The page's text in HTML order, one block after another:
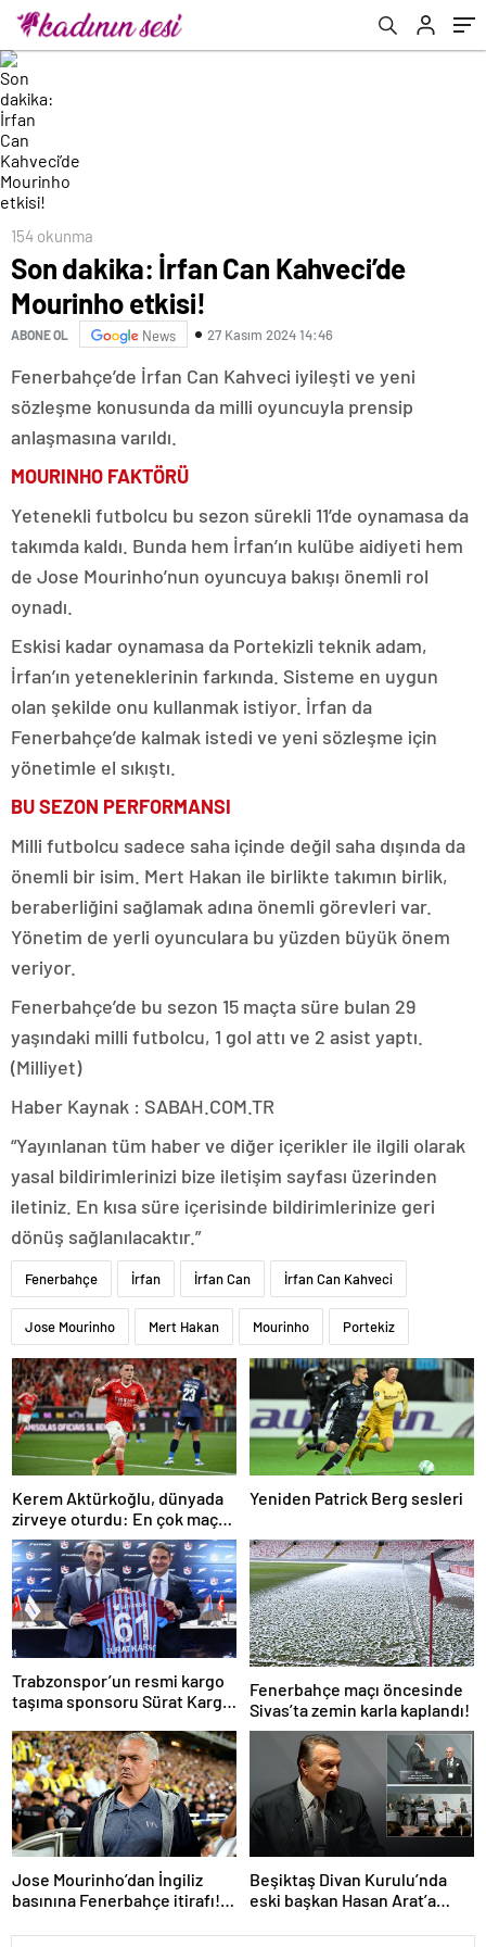
154 okunma
Son dakika: İrfan Can Kahveci’de
Mourinho etkisi!
ABONE OL News 27 Kasım 2024 14:46
Fenerbahçe’de İrfan Can Kahveci iyileşti ve yeni
sözleşme konusunda da milli oyuncuyla prensip
anlaşmasına varıldı.
MOURINHO FAKTÖRÜ
Yetenekli futbolcu bu sezon sürekli 11’de oynamasa da
takımda kaldı. Bunda hem İrfan’ın kulübe aidiyeti hem
de Jose Mourinho’nun oyuncuya bakışı önemli rol
oynadı.
Eskisi kadar oynamasa da Portekizli teknik adam,
İrfan’ın yeteneklerinin farkında. Sisteme en uygun
olan şekilde onu kullanmak istiyor. İrfan da
Fenerbahçe’de kalmak istedi ve yeni sözleşme için
yönetimle el sıkıştı.
BU SEZON PERFORMANSI
Milli futbolcu sadece saha içinde değil saha dışında da
önemli bir isim. Mert Hakan ile birlikte takımın birlik,
beraberliğini sağlamak adına önemli görevleri var.
Yönetim de yerli oyunculara bu yüzden büyük önem
veriyor.
Fenerbahçe’de bu sezon 15 maçta süre bulan 29
yaşındaki milli futbolcu, 1 gol attı ve 2 asist yaptı.
(Milliyet)
Haber Kaynak : SABAH.COM.TR
“Yayınlanan tüm haber ve diğer içerikler ile ilgili olarak
yasal bildirimlerinizi bize iletişim sayfası üzerinden
iletiniz. En kısa süre içerisinde bildirimlerinize geri
dönüş sağlanılacaktır.”
Fenerbahçe İrfan İrfan Can İrfan Can Kahveci
Jose Mourinho Mert Hakan Mourinho Portekiz
Kerem Aktürkoğlu, dünyada
zirveye oturdu: En çok maça
çıkan oyuncu!
Yeniden Patrick Berg sesleri
Trabzonspor’un resmi kargo
taşıma sponsoru Sürat Kargo
Fenerbahçe maçı öncesinde
Sivas’ta zemin karla kaplandı!
Jose Mourinho’dan İngiliz
basınına Fenerbahçe itirafı!
Beşiktaş Divan Kurulu’nda
eski başkan Hasan Arat’a
ertelendi